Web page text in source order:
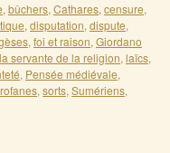
, bûchers, Cathares, censure,
, disputation, dispute,
, foi et raison, Giordano
la servante de la religion, laïcs,
, Pensée médiévale,
, sorts, Sumériens,